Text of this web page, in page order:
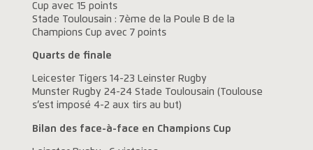
Cup avec 15 points
Stade Toulousain : 7ème de la Poule B de la
Champions Cup avec 7 points
Quarts de finale
Leicester Tigers 14-23 Leinster Rugby
Munster Rugby 24-24 Stade Toulousain (Toulouse
s’est imposé 4-2 aux tirs au but)
Bilan des face-à-face en Champions Cup